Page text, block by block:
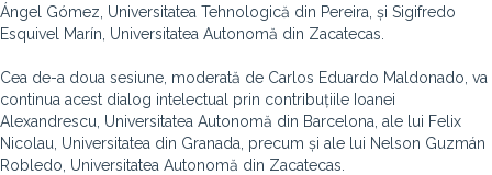
Ángel Gómez, Universitatea Tehnologică din Pereira, și Sigifredo
Esquivel Marín, Universitatea Autonomă din Zacatecas.
Cea de-a doua sesiune, moderată de Carlos Eduardo Maldonado, va
continua acest dialog intelectual prin contribuțiile Ioanei
Alexandrescu, Universitatea Autonomă din Barcelona, ale lui Felix
Nicolau, Universitatea din Granada, precum și ale lui Nelson Guzmán
Robledo, Universitatea Autonomă din Zacatecas.